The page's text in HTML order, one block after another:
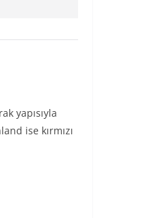
yapısıyla
ise kırmızı